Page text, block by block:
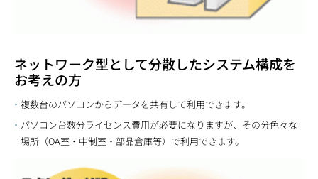
ネットワーク型として分散したシステム構成を
お考えの方
複数台のパソコンからデータを共有して利用できます。
パソコン台数分ライセンス費用が必要になりますが、その分色々な
場所（OA室・中制室・部品倉庫等）で利用できます。